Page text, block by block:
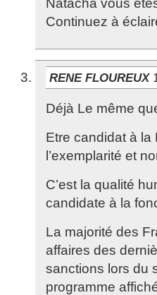
Natacha vous
Continuez à
RENE FLOUREUX
Déjà Le même
Etre candidat à
l’exemplarité et
C’est la qualité
candidate à la
La majorité des
affaires des
sanctions lors du
programme